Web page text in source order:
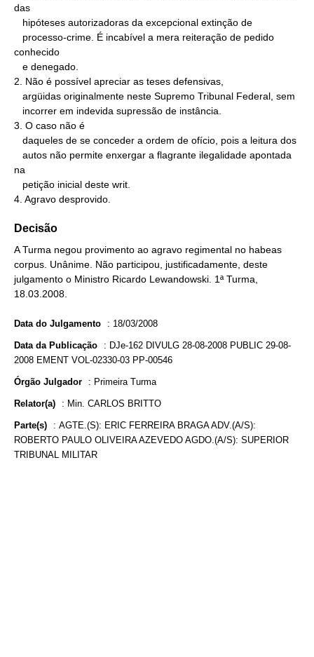
das
conhecido
2. Não é possível apreciar as teses defensivas,
3. O caso não é
na
4. Agravo desprovido.
Decisão
A Turma negou provimento ao agravo regimental no habeas
corpus. Unânime. Não participou, justificadamente, deste
julgamento o Ministro Ricardo Lewandowski. 1ª Turma,
18.03.2008.
Data do Julgamento : 18/03/2008
Data da Publicação : DJe-162 DIVULG 28-08-2008 PUBLIC 29-08-
2008 EMENT VOL-02330-03 PP-00546
Órgão Julgador : Primeira Turma
Relator(a) : Min. CARLOS BRITTO
Parte(s) : AGTE.(S): ERIC FERREIRA BRAGA ADV.(A/S):
ROBERTO PAULO OLIVEIRA AZEVEDO AGDO.(A/S): SUPERIOR
TRIBUNAL MILITAR